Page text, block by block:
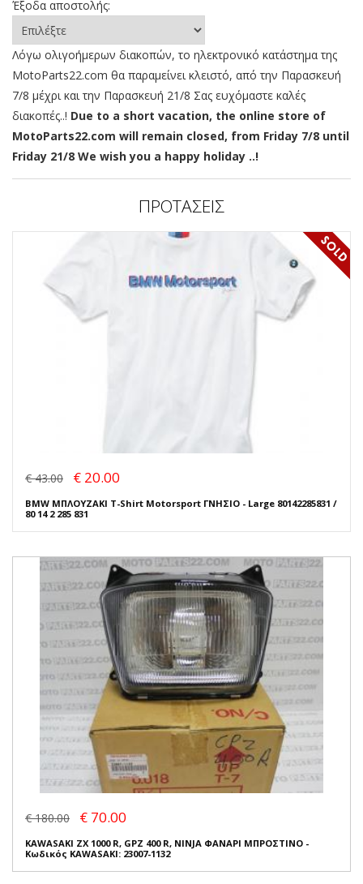
Έξοδα αποστολής:
Λόγω ολιγοήμερων διακοπών, το ηλεκτρονικό κατάστημα της
MotoParts22.com θα παραμείνει κλειστό, από την Παρασκευή
7/8 μέχρι και την Παρασκευή 21/8 Σας ευχόμαστε καλές
διακοπές..! Due to a short vacation, the online store of
MotoParts22.com will remain closed, from Friday 7/8 until
Friday 21/8 We wish you a happy holiday ..!
ΠΡΟΤΑΣΕΙΣ
€ 43.00 € 20.00
BMW ΜΠΛΟΥΖΑΚΙ T-Shirt Motorsport ΓΝΗΣΙΟ - Large 80142285831 /
80 14 2 285 831
€ 180.00 € 70.00
KAWASAKI ZX 1000 R, GPZ 400 R, NINJA ΦΑΝΑΡΙ ΜΠΡΟΣΤΙΝΟ -
Κωδικός KAWASAKI: 23007-1132